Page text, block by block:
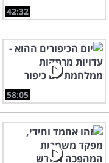
42:32
58:05